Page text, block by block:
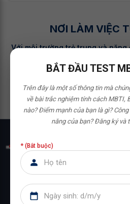
NƠI LÀM VIỆC
Với môi trường trẻ trung và
tiến không giới hạn, Trường
phóng sự nghiệp vững chắc
TUYỂN
BẮT ĐẦU TEST
Trên đây là một số thông tin mà
về bài trắc nghiệm tính cách MBTI,
nào? Điểm mạnh của bạn là gì?
năng của bạn?Đăng ký và
* (Bắt buộc)